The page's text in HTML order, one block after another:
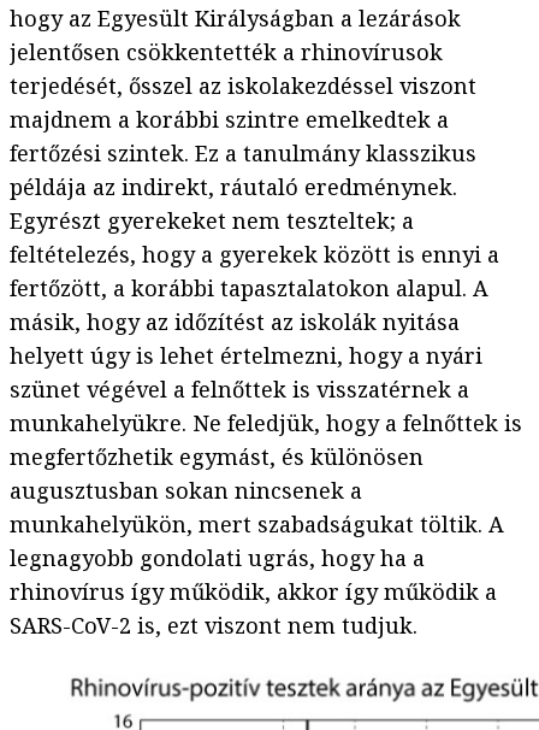
hogy az Egyesült Királyságban a lezárások
jelentősen csökkentették a rhinovírusok
terjedését, ősszel az iskolakezdéssel viszont
majdnem a korábbi szintre emelkedtek a
fertőzési szintek. Ez a tanulmány klasszikus
példája az indirekt, ráutaló eredménynek.
Egyrészt gyerekeket nem teszteltek; a
feltételezés, hogy a gyerekek között is ennyi a
fertőzött, a korábbi tapasztalatokon alapul. A
másik, hogy az időzítést az iskolák nyitása
helyett úgy is lehet értelmezni, hogy a nyári
szünet végével a felnőttek is visszatérnek a
munkahelyükre. Ne feledjük, hogy a felnőttek is
megfertőzhetik egymást, és különösen
augusztusban sokan nincsenek a
munkahelyükön, mert szabadságukat töltik. A
legnagyobb gondolati ugrás, hogy ha a
rhinovírus így működik, akkor így működik a
SARS-CoV-2 is, ezt viszont nem tudjuk.